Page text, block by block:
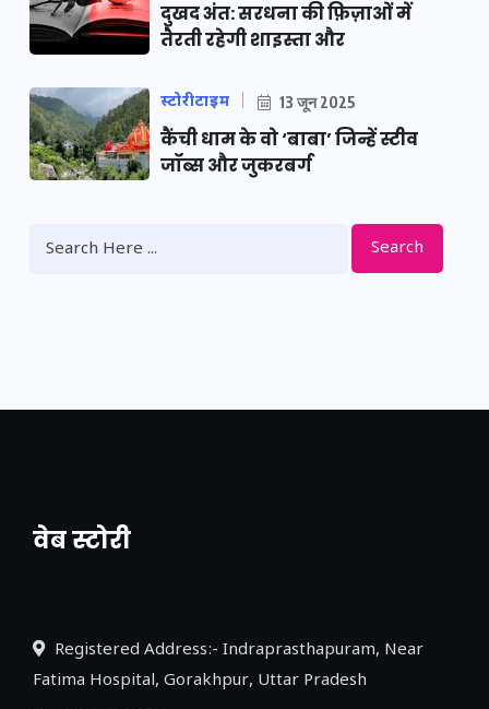
दुखद अंत: सरधना की फ़िज़ाओं में
तैरती रहेगी शाइस्ता और
स्टोरीटाइम 13 जून 2025
कैंची धाम के वो ‘बाबा’ जिन्हें स्टीव
जॉब्स और जुकरबर्ग
Search
वेब स्टोरी
नया एक्सप्रेसवे: पूर्वांचल का लक, डेवलपमेंट का
Registered Address:- Indraprasthapuram, Near
Fatima Hospital, Gorakhpur, Uttar Pradesh